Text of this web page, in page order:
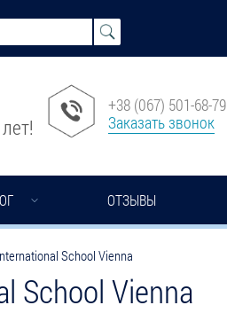
+38 (067) 501-68-79
Заказать звонок
ОТЗЫВЫ
School Vienna
School Vienna